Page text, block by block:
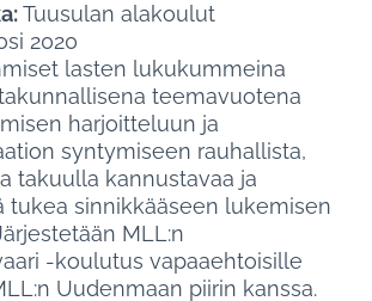
Tuusulan alakoulut
2020
lasten lukukummeina
teemavuotena
harjoitteluun ja
syntymiseen rauhallista,
takuulla kannustavaa ja
tukea sinnikkääseen lukemisen
MLL:n
-koulutus vapaaehtoisille
Uudenmaan piirin kanssa.